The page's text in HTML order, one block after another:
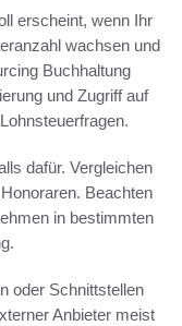
erscheint, wenn Ihr
wachsen und
Buchhaltung
und Zugriff auf
dafür. Vergleichen
Beachten
in bestimmten
oder Schnittstellen
Anbieter meist